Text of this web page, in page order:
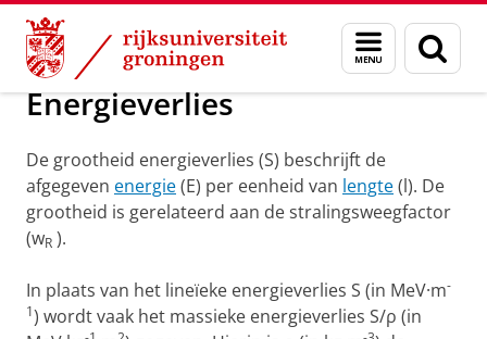
Skip
Content
Skip
Navigation
Menu
en
zoeken
Groningen Academy for Radiation Protection
Energieverlies
De grootheid energieverlies (S) beschrijft de
afgegeven energie(E) per eenheid van lengte(l). De
grootheid is gerelateerd aan de stralingsweegfactor
(wR ).
In plaats van het lineïeke energieverlies S (in MeV·m-
1) wordt vaak het massieke energieverlies S/ρ (in